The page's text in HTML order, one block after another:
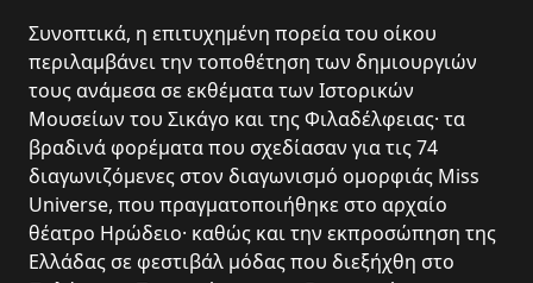
Συνοπτικά, η επιτυχημένη πορεία του οίκου
περιλαμβάνει την τοποθέτηση των δημιουργιών
τους ανάμεσα σε εκθέματα των Ιστορικών
Μουσείων του Σικάγο και της Φιλαδέλφειας· τα
βραδινά φορέματα που σχεδίασαν για τις 74
διαγωνιζόμενες στον διαγωνισμό ομορφιάς Miss
Universe, που πραγματοποιήθηκε στο αρχαίο
θέατρο Ηρώδειο· καθώς και την εκπροσώπηση της
Ελλάδας σε φεστιβάλ μόδας που διεξήχθη στο